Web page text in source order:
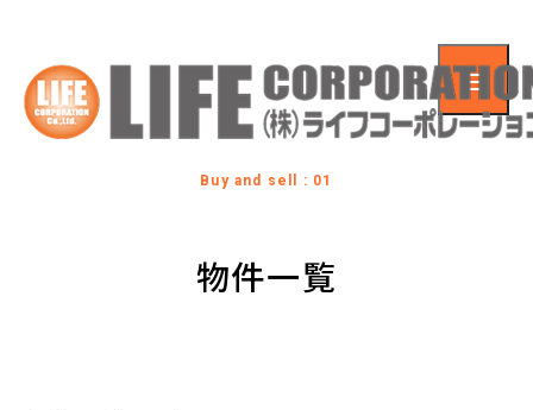
Buy and sell : 01
物件一覧